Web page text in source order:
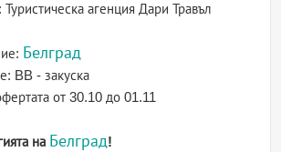
Туристическа агенция Дари Травъл
Белград
BB - закуска
от 30.10 до 01.11
на Белград!